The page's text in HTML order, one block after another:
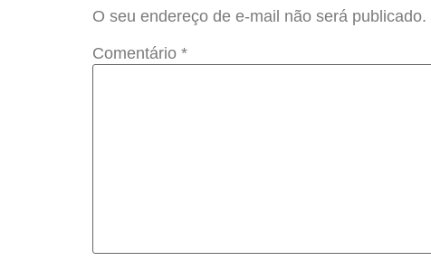
O seu endereço de e-mail não será publicado.
Comentário *